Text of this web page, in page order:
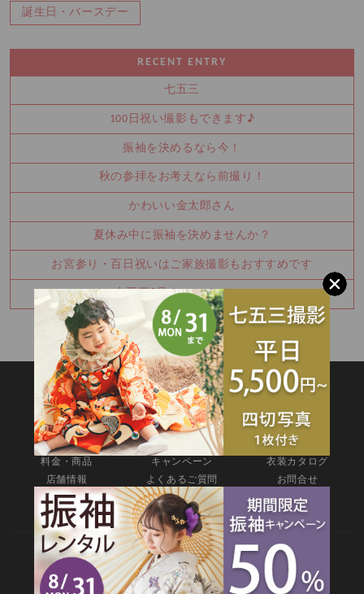
誕生日・バースデー
RECENT ENTRY
七五三
100日祝い撮影もできます♪
振袖を決めるなら今！
秋の参拝をお考えなら前撮り！
かわいい金太郎さん
夏休み中に振袖を決めませんか？
お宮参り・百日祝いはご家族撮影もおすすめです
七五三8月キャンペーン✨
SITEMAP
TOP 新着情報
撮影メニュー
料金・商品
キャンペーン
衣装カタログ
店舗情報
よくあるご質問
お問合せ
web撮影予約
CONTACT